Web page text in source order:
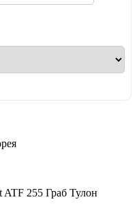
255 Граб Тулон